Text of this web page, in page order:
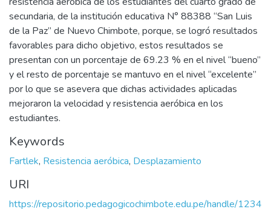
secundaria, de la institución educativa N° 88388 “San Luis
de la Paz” de Nuevo Chimbote, porque, se logró resultados
favorables para dicho objetivo, estos resultados se
presentan con un porcentaje de 69.23 % en el nivel “bueno”
y el resto de porcentaje se mantuvo en el nivel “excelente”
por lo que se asevera que dichas actividades aplicadas
mejoraron la velocidad y resistencia aeróbica en los
estudiantes.
Keywords
Fartlek, Resistencia aeróbica, Desplazamiento
URI
https://repositorio.pedagogicochimbote.edu.pe/handle/1234